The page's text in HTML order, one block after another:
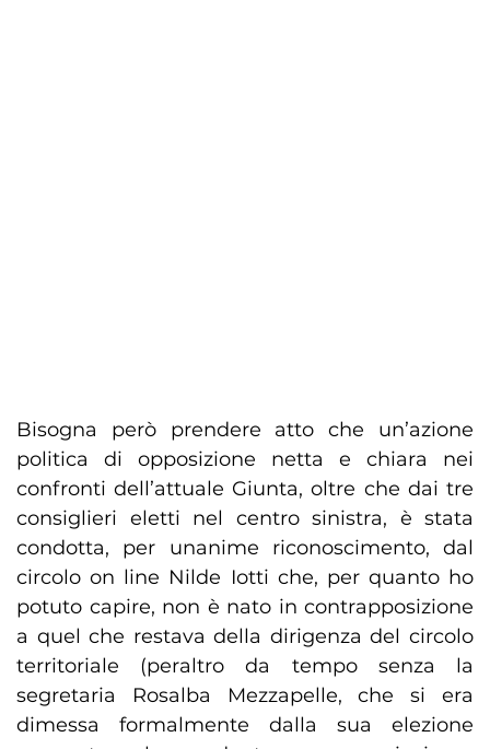
Bisogna però prendere atto che un’azione
politica di opposizione netta e chiara nei
confronti dell’attuale Giunta, oltre che dai tre
consiglieri eletti nel centro sinistra, è stata
condotta, per unanime riconoscimento, dal
circolo on line Nilde Iotti che, per quanto ho
potuto capire, non è nato in contrapposizione
a quel che restava della dirigenza del circolo
territoriale (peraltro da tempo senza la
segretaria Rosalba Mezzapelle, che si era
dimessa formalmente dalla sua elezione